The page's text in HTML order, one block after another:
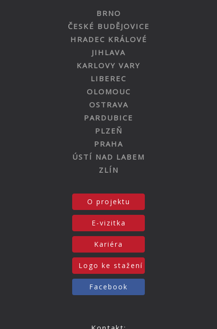
BRNO
ČESKÉ BUDĚJOVICE
HRADEC KRÁLOVÉ
JIHLAVA
KARLOVY VARY
LIBEREC
OLOMOUC
OSTRAVA
PARDUBICE
PLZEŇ
PRAHA
ÚSTÍ NAD LABEM
ZLÍN
O projektu
E-vizitka
Kariéra
Logo ke stažení
Facebook